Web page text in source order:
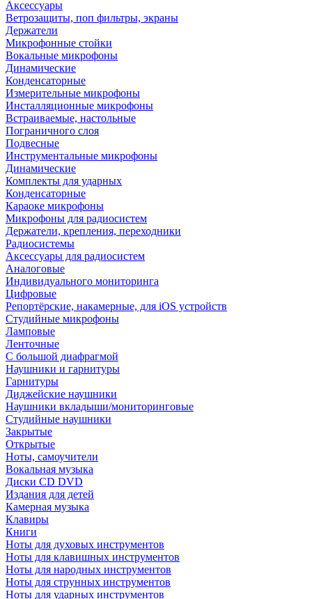
Аксессуары
Ветрозащиты, поп фильтры, экраны
Держатели
Микрофонные стойки
Вокальные микрофоны
Динамические
Конденсаторные
Измерительные микрофоны
Инсталляционные микрофоны
Встраиваемые, настольные
Пограничного слоя
Подвесные
Инструментальные микрофоны
Динамические
Комплекты для ударных
Конденсаторные
Караоке микрофоны
Микрофоны для радиосистем
Держатели, крепления, переходники
Радиосистемы
Аксессуары для радиосистем
Аналоговые
Индивидуального мониторинга
Цифровые
Репортёрские, накамерные, для iOS устройств
Студийные микрофоны
Ламповые
Ленточные
С большой диафрагмой
Наушники и гарнитуры
Гарнитуры
Диджейские наушники
Наушники вкладыши/мониторинговые
Студийные наушники
Закрытые
Открытые
Ноты, самоучители
Вокальная музыка
Диски CD DVD
Издания для детей
Камерная музыка
Клавиры
Книги
Ноты для духовых инструментов
Ноты для клавишных инструментов
Ноты для народных инструментов
Ноты для струнных инструментов
Ноты для ударных инструментов